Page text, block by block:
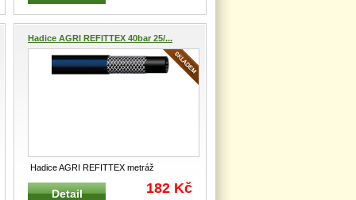
Hadice AGRI REFITTEX 40bar 25/...
Hadice AGRI REFITTEX metráž
Průmyslová hadice pro dopravu vody,
kapa...Detail 182 Kč